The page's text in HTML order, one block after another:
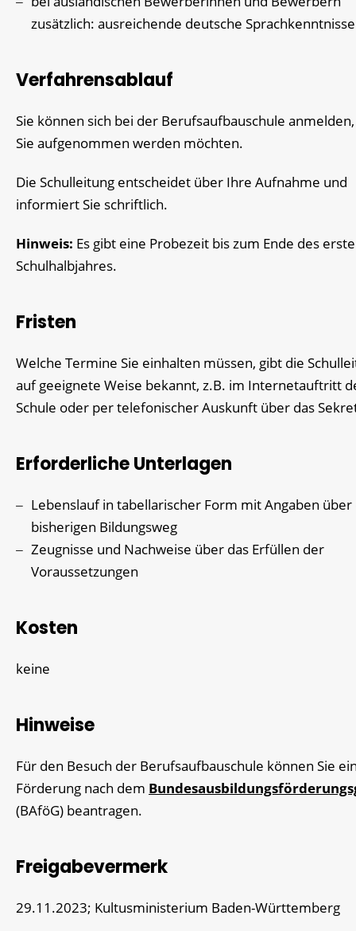
zusätzlich: ausreichende deutsche Sprachkenntnisse
Verfahrensablauf
Sie können sich bei der Berufsaufbauschule
Sie aufgenommen werden möchten.
Die Schulleitung entscheidet über Ihre Aufnahme und
informiert Sie schriftlich.
Hinweis: Es gibt eine Probezeit bis zum Ende des
Schulhalbjahres.
Fristen
Welche Termine Sie einhalten müssen, gibt die
auf geeignete Weise bekannt, z.B. im Internetauftritt
Schule oder per telefonischer Auskunft über das
Erforderliche Unterlagen
Lebenslauf in tabellarischer Form mit Angaben über
bisherigen Bildungsweg
Zeugnisse und Nachweise über das Erfüllen der
Voraussetzungen
Kosten
keine
Hinweise
Für den Besuch der Berufsaufbauschule können Sie
Förderung nach dem
(BAföG) beantragen.
Freigabevermerk
29.11.2023; Kultusministerium Baden-Württemberg